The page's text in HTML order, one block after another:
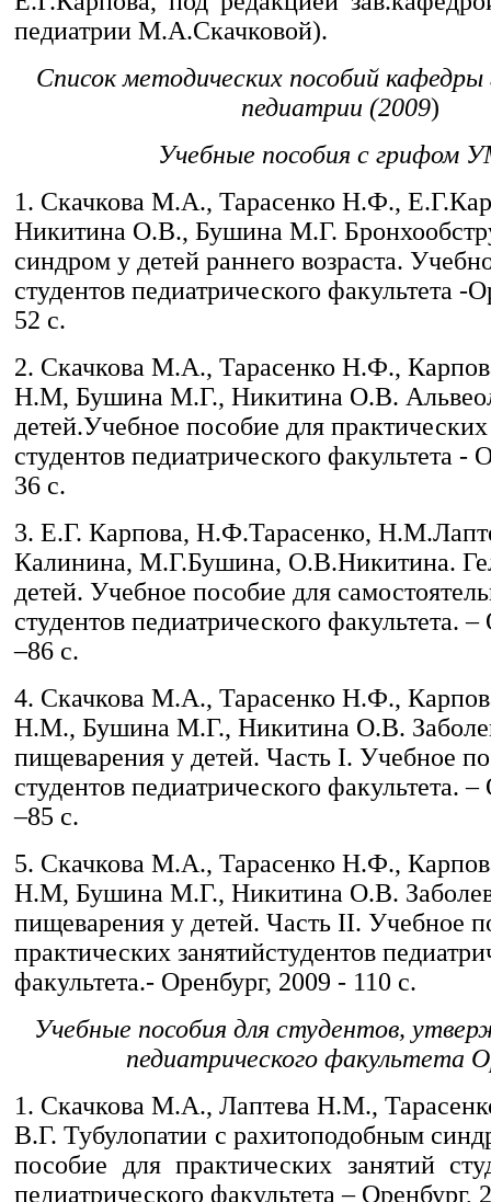
педиатрии М.А.Скачковой).
Список методических пособий кафедры
педиатрии (2009)
Учебные пособия с грифом
1. Скачкова М.А., Тарасенко Н.Ф.,
Никитина О.В., Бушина М.Г.
синдром у детей раннего возраста.
студентов педиатрического факультета -
52 с.
2. Скачкова М.А., Тарасенко Н.Ф.,
Н.М, Бушина М.Г., Никитина О.В.
детей.Учебное пособие для
студентов педиатрического факультета -
36 с.
3. Е.Г. Карпова, Н.Ф.Тарасенко,
Калинина, М.Г.Бушина, О.В.Никитина.
детей. Учебное пособие для
студентов педиатрического факультета.
–86 с.
4. Скачкова М.А., Тарасенко Н.Ф.,
Н.М., Бушина М.Г., Никитина О.В.
пищеварения у детей. Часть I. Учебное
студентов педиатрического факультета.
–85 с.
5. Скачкова М.А., Тарасенко Н.Ф.,
Н.М, Бушина М.Г., Никитина О.В.
пищеварения у детей. Часть II. Учебное
практических занятийстудентов
факультета.- Оренбург, 2009 - 110 с.
Учебные пособия для студентов,
педиатрического факультета
1. Скачкова М.А., Лаптева Н.М.,
В.Г. Тубулопатии с рахитоподобным
пособие для практических занятий
педиатрического факультета – Оренбург,